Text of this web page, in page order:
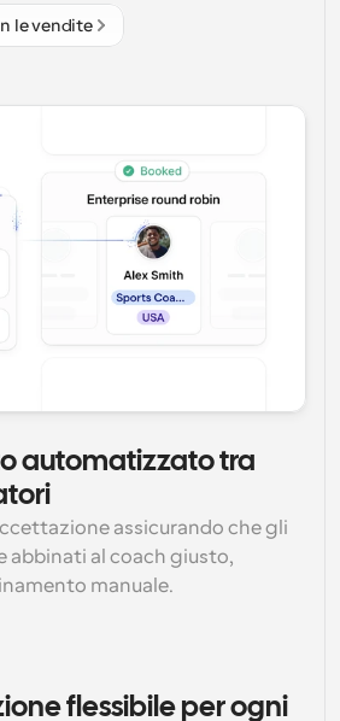
le vendite
automatizzato tra
assicurando che gli
abbinati al coach giusto,
manuale.
flessibile per ogni